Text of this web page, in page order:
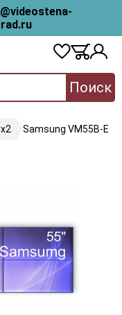
Поиск
Samsung VM55B-E